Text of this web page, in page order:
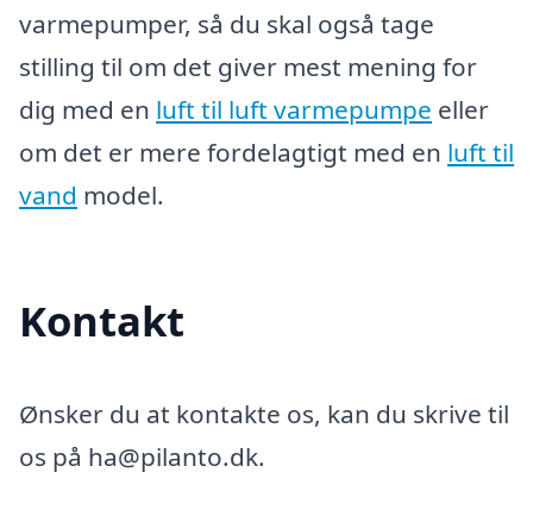
varmepumper, så du skal også tage
stilling til om det giver mest mening for
dig med en luft til luft varmepumpe eller
om det er mere fordelagtigt med en luft til
vand model.
Kontakt
Ønsker du at kontakte os, kan du skrive til
os på ha@pilanto.dk.